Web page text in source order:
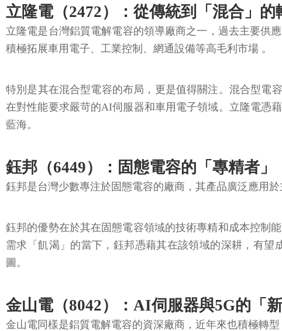
立隆電（2472）：從傳統到「混合」的
立隆電是台灣鋁質電解電容的領導廠商之一，過去主要供
積極拓展車用電子、工業控制、網通設備等高毛利市場 。
特別是其在混合型電容的布局，更是值得關注。混合型電
在對性能要求嚴苛的AI伺服器和車用電子領域。立隆電憑
藍海。
鈺邦（6449）：固態電容的「專精者」
鈺邦是台灣少數專注於固態電容的廠商，其產品廣泛應用
鈺邦的優勢在於其在固態電容領域的技術專精和成本控制
需求「飢渴」的當下，鈺邦憑藉其在該領域的深耕，有
圖。
金山電（8042）：AI伺服器與5G的「新
金山電同樣是鋁質電解電容的資深廠商，近年來也積極轉